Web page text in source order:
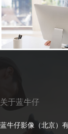
关于蓝牛仔
蓝牛仔影像（北京）